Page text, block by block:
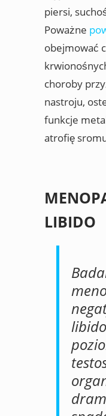
piersi,
Poważne
obejmować
choroby
nastroju,
funkcje
atrofię
LIBIDO